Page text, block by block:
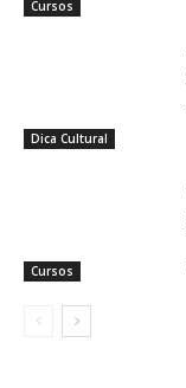
Cursos
Dica Cultural
Cursos